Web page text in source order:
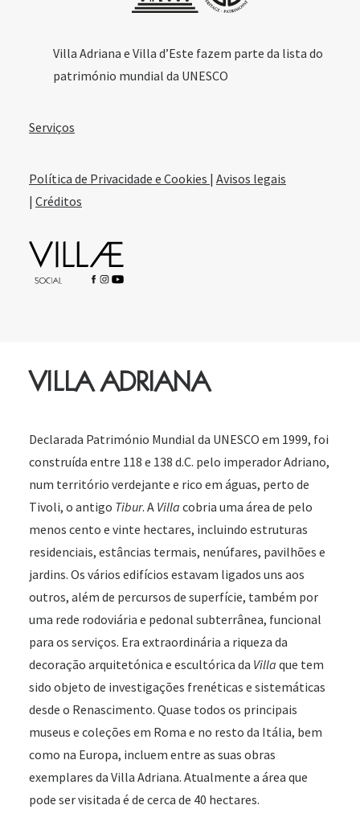
Villa Adriana e Villa d’Este fazem parte da lista do
património mundial da UNESCO
Serviços
Política de Privacidade e Cookies | Avisos legais
| Créditos
VILLA ADRIANA
Declarada Património Mundial da UNESCO em 1999, foi
construída entre 118 e 138 d.C. pelo imperador Adriano,
num território verdejante e rico em águas, perto de
Tivoli, o antigo Tibur. A Villa cobria uma área de pelo
menos cento e vinte hectares, incluindo estruturas
residenciais, estâncias termais, nenúfares, pavilhões e
jardins. Os vários edifícios estavam ligados uns aos
outros, além de percursos de superfície, também por
uma rede rodoviária e pedonal subterrânea, funcional
para os serviços. Era extraordinária a riqueza da
decoração arquitetónica e escultórica da Villa que tem
sido objeto de investigações frenéticas e sistemáticas
desde o Renascimento. Quase todos os principais
museus e coleções em Roma e no resto da Itália, bem
como na Europa, incluem entre as suas obras
exemplares da Villa Adriana. Atualmente a área que
pode ser visitada é de cerca de 40 hectares.